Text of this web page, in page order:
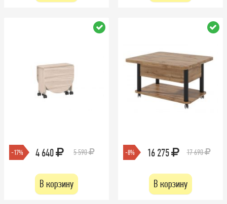
-17% 4 640 5 590
В корзину
-8% 16 275 17 690
В корзину